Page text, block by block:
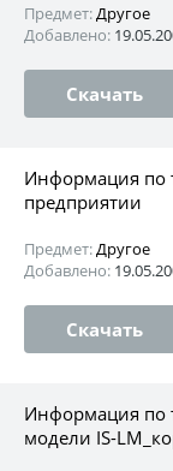
Предмет:Другое
Добавлено:
Скачать
Информация по
предприятии
Предмет:Другое
Добавлено:
Скачать
Информация по
модели IS-